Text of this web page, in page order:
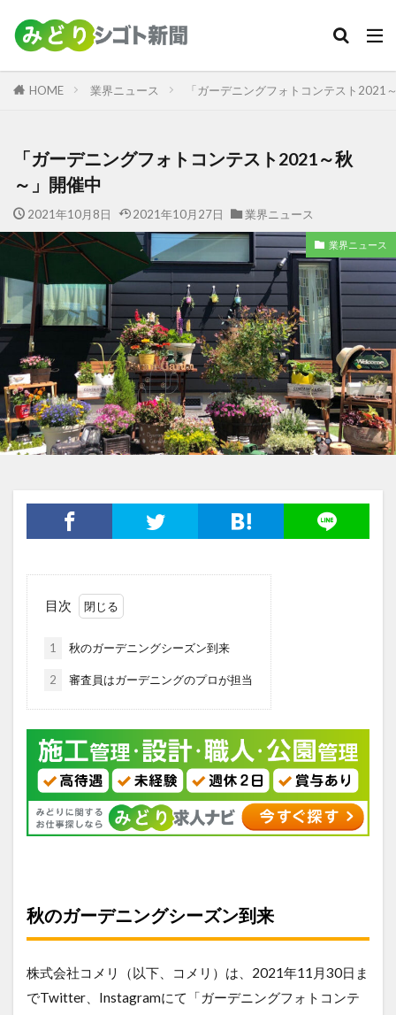
HOME 業界ニュース 「ガーデニングフォトコンテスト2021
「ガーデニングフォトコンテスト2021～秋
～」開催中
2021年10月8日 2021年10月27日 業界ニュース
業界ニュース
目次
1 秋のガーデニングシーズン到来
2 審査員はガーデニングのプロが担当
秋のガーデニングシーズン到来
株式会社コメリ（以下、コメリ）は、2021年11月30日ま
でTwitter、Instagramにて「ガーデニングフォトコンテ
カテゴリー